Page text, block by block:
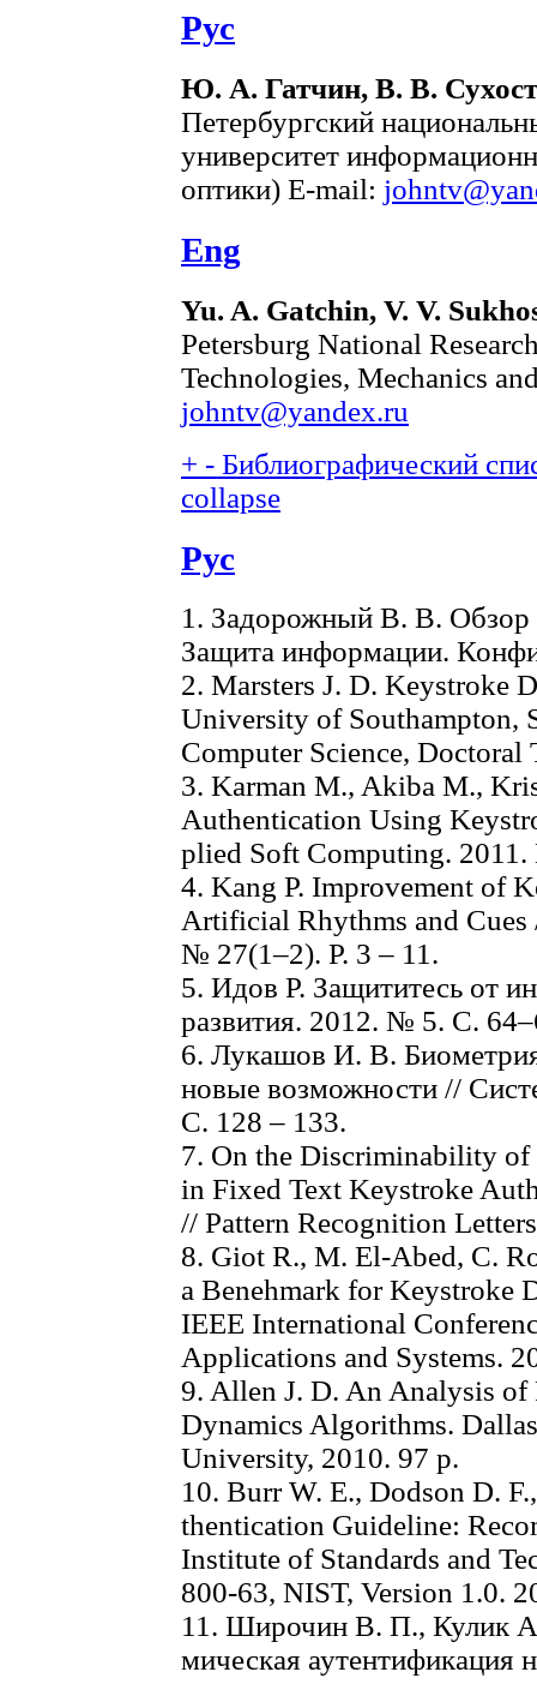
Рус
Ю. А. Гатчин, В. В.
Петербургский
университет
оптики) E-mail:
Eng
Yu. A. Gatchin, V. V.
Petersburg National
Technologies, Mechanics
johntv@yandex.ru
+ - Библиографический
collapse
Рус
1. Задорожный В. В. Обзор
Защита информации.
2. Marsters J. D. Keystroke
University of Southampton,
Computer Science, Doctoral
3. Karman M., Akiba M.,
Authentication Using
plied Soft Computing.
4. Kang P. Improvement of
Artificial Rhythms and
№ 27(1–2). P. 3 – 11.
5. Идов Р. Защититесь от
развития. 2012. № 5. С.
6. Лукашов И. В.
новые возможности //
С. 128 – 133.
7. On the Discriminability of
in Fixed Text Keystroke
// Pattern Recognition
8. Giot R., M. El-Abed, C.
а Benehmark for Keystroke
IEEE International
Applications and Systems.
9. Allen J. D. An Analysis of
Dynamics Algorithms.
University, 2010. 97 p.
10. Burr W. E., Dodson D.
thentication Guideline:
Institute of Standards and
800-63, NIST, Version 1.0.
11. Широчин В. П., Кулик
мическая аутентификация